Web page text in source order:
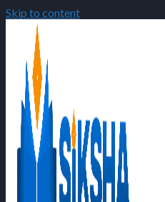
Skip to content